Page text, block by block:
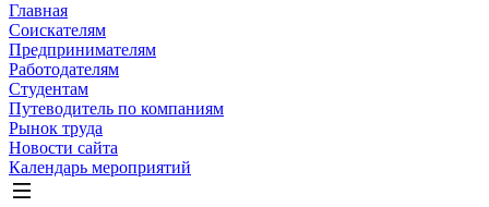
Главная
Соискателям
Предпринимателям
Работодателям
Студентам
Путеводитель по компаниям
Рынок труда
Новости сайта
Календарь мероприятий